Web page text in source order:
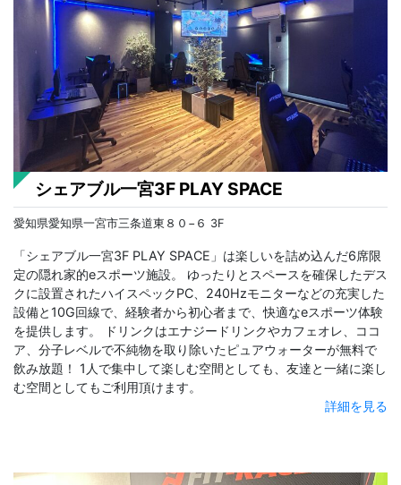
シェアブル一宮3F PLAY SPACE
愛知県愛知県一宮市三条道東８０−６ 3F
「シェアブル一宮3F PLAY SPACE」は楽しいを詰め込んだ6席限
定の隠れ家的eスポーツ施設。 ゆったりとスペースを確保したデス
クに設置されたハイスペックPC、240Hzモニターなどの充実した
設備と10G回線で、経験者から初心者まで、快適なeスポーツ体験
を提供します。 ドリンクはエナジードリンクやカフェオレ、ココ
ア、分子レベルで不純物を取り除いたピュアウォーターが無料で
飲み放題！ 1人で集中して楽しむ空間としても、友達と一緒に楽し
む空間としてもご利用頂けます。
詳細を見る